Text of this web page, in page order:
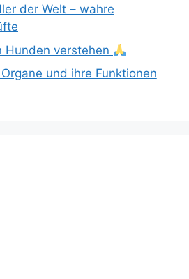
der Welt – wahre
Hunden verstehen
und ihre Funktionen